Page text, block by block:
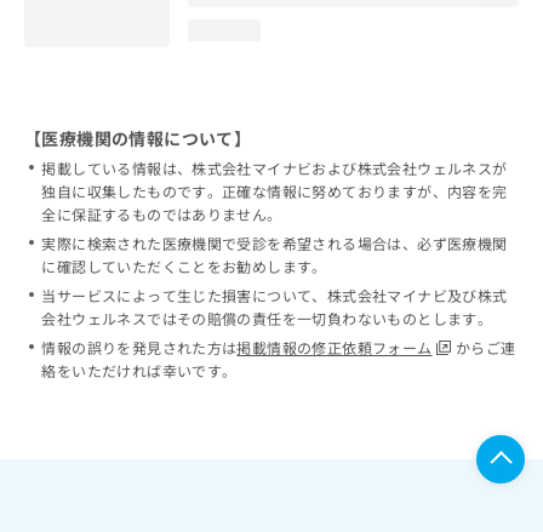
【医療機関の情報について】
掲載している情報は、株式会社マイナビおよび株式会社ウェルネスが
独自に収集したものです。正確な情報に努めておりますが、内容を完
全に保証するものではありません。
実際に検索された医療機関で受診を希望される場合は、必ず医療機関
に確認していただくことをお勧めします。
当サービスによって生じた損害について、株式会社マイナビ及び株式
会社ウェルネスではその賠償の責任を一切負わないものとします。
情報の誤りを発見された方は掲載情報の修正依頼フォーム
からご連
絡をいただければ幸いです。